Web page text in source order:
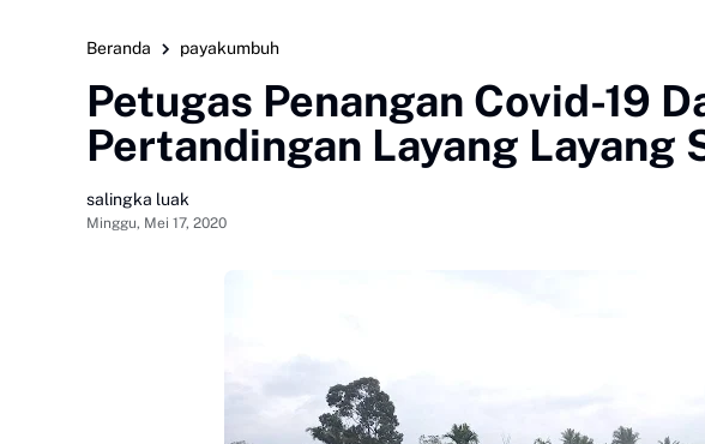
Beranda payakumbuh
Petugas Penangan Covid-19
Pertandingan Layang Layang
salingka luak
Minggu, Mei 17, 2020